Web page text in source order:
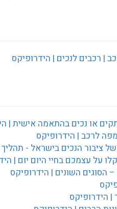
| רכבים לנכים | הידרופיקס
או נכים בהתאמה אישית |
לרכב | הידרופיקס
ציבור הנכים בישראל -
על עצמכם בחיי היום יום |
הסוגים השונים | הידרופיקס
| הידרופיקס